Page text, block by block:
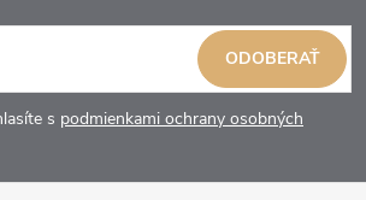
s podmienkami ochrany osobných
ODOBERAŤ